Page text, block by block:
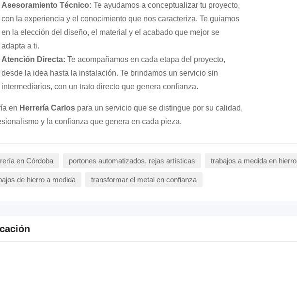
Asesoramiento Técnico: Te ayudamos a conceptualizar tu proyecto,
con la experiencia y el conocimiento que nos caracteriza. Te guiamos
en la elección del diseño, el material y el acabado que mejor se
adapta a ti.
Atención Directa: Te acompañamos en cada etapa del proyecto,
desde la idea hasta la instalación. Te brindamos un servicio sin
intermediarios, con un trato directo que genera confianza.
en Herrería Carlospara un servicio que se distingue por su calidad,
y la confianza que genera en cada pieza.
en Córdoba portones automatizados, rejas artísticas trabajos a medida en hierro
de hierro a medida transformar el metal en confianza